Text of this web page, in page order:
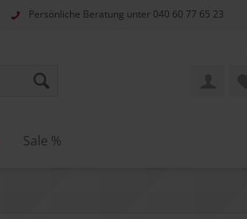
Persönliche Beratung unter 040 60 77 65 23
Sale %